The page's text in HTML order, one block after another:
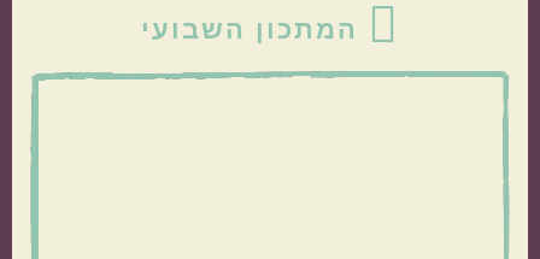
צדדי
ראשי
המתכון השבועי אמריקאי